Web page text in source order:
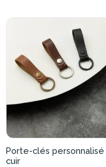
Porte-clés personnalisé
cuir